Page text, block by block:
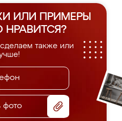
ИЛИ ПРИМЕРЫ
НРАВИТСЯ?
также или
фото